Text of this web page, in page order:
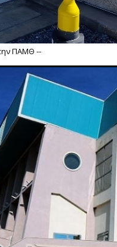
ΠΑΜΘ --
ΠΑΜΘ --